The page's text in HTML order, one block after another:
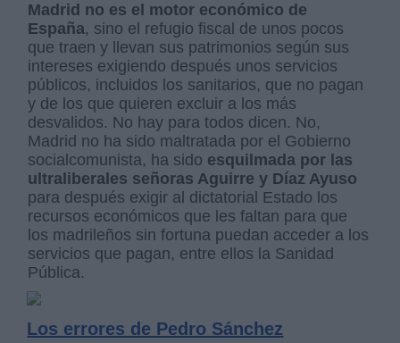
Madrid no es el motor económico de
España, sino el refugio fiscal de unos pocos
que traen y llevan sus patrimonios según sus
intereses exigiendo después unos servicios
públicos, incluidos los sanitarios, que no pagan
y de los que quieren excluir a los más
desvalidos. No hay para todos dicen. No,
Madrid no ha sido maltratada por el Gobierno
socialcomunista, ha sido esquilmada por las
ultraliberales señoras Aguirre y Díaz Ayuso
para después exigir al dictatorial Estado los
recursos económicos que les faltan para que
los madrileños sin fortuna puedan acceder a los
servicios que pagan, entre ellos la Sanidad
Pública.
Los errores de Pedro Sánchez